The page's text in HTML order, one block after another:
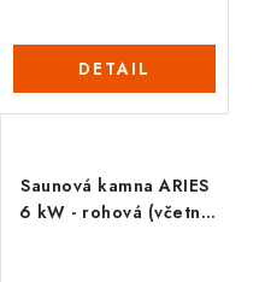
DETAIL
Saunová kamna ARIES
6 kW - rohová (včetně